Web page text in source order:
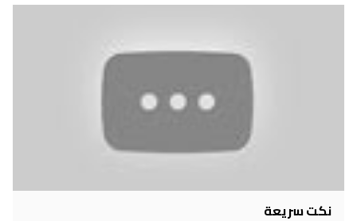
نكت سريعة